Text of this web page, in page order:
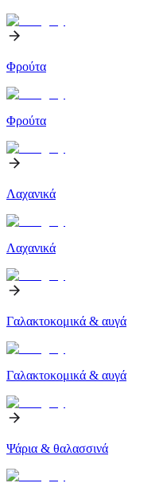
Φρούτα
Φρούτα
Λαχανικά
Λαχανικά
Γαλακτοκομικά & αυγά
Γαλακτοκομικά & αυγά
Ψάρια & θαλασσινά